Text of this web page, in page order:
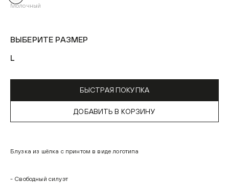
Молочный
ВЫБЕРИТЕ РАЗМЕР
L
БЫСТРАЯ ПОКУПКА
ДОБАВИТЬ В КОРЗИНУ
Блузка из шёлка с принтом в виде логотипа
- Свободный силуэт